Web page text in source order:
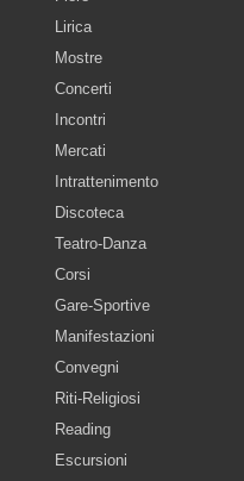
Lirica
Mostre
Concerti
Incontri
Mercati
Intrattenimento
Discoteca
Teatro-Danza
Corsi
Gare-Sportive
Manifestazioni
Convegni
Riti-Religiosi
Reading
Escursioni